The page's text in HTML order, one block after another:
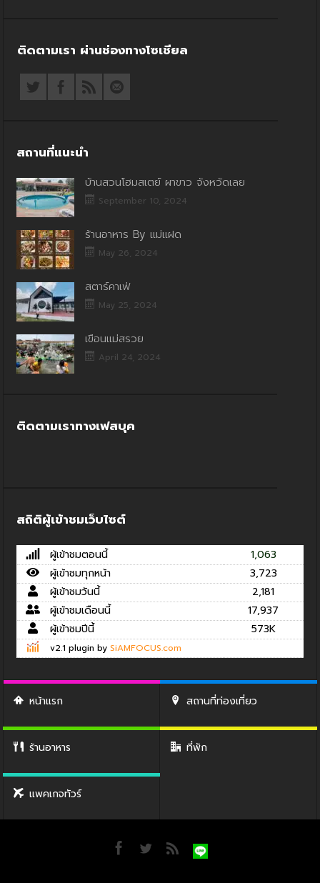
ติดตามเรา ผ่านช่องทางโซเชียล
สถานที่แนะนำ
บ้านสวนโฮมสเตย์ ผาขาว จังหวัดเลย
September 10, 2024
ร้านอาหาร By แม่แฝด
May 26, 2024
สตาร์คาเฟ่
May 25, 2024
เขื่อนแม่สรวย
April 24, 2024
ติดตามเราทางเฟสบุค
สถิติผู้เข้าชมเว็บไซต์
ผู้เข้าชมตอนนี้
1,063
ผู้เข้าชมทุกหน้า
3,723
ผู้เข้าชมวันนี้
2,181
ผู้เข้าชมเดือนนี้
17,937
ผู้เข้าชมปีนี้
573K
v2.1 plugin by SiAMFOCUS.com
หน้าแรก สถานที่ท่องเที่ยว
ร้านอาหาร ที่พัก
แพคเกจทัวร์